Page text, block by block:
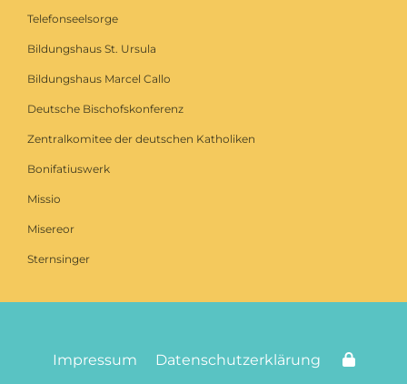
Telefonseelsorge
Bildungshaus St. Ursula
Bildungshaus Marcel Callo
Deutsche Bischofskonferenz
Zentralkomitee der deutschen Katholiken
Bonifatiuswerk
Missio
Misereor
Sternsinger
Impressum Datenschutzerklärung